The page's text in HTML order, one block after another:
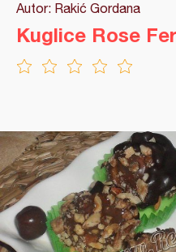
Autor: Rakić Gordana
Kuglice Rose